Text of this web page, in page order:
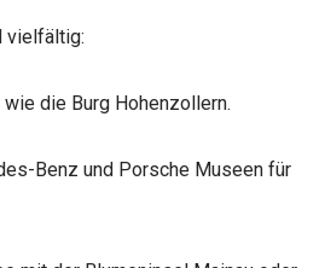
vielfältig:
die Burg Hohenzollern.
Benz und Porsche Museen für